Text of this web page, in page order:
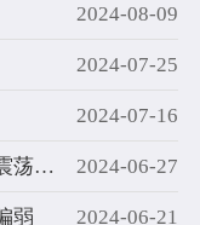
2024-08-09
2024-07-25
2024-07-16
港口库存小幅去化 短期乙二醇重心震荡偏强调整为主 2024-06-27
弱 2024-06-21